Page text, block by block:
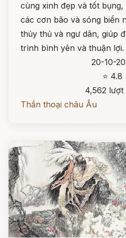
cùng xinh đẹp và tốt
các cơn bão và sóng biển
thủy thủ và ngư dân, giúp
trình bình yên và thuận lợi.
20-10-
⭐ 4.8
4,562 lượt
Thần thoại châu Âu